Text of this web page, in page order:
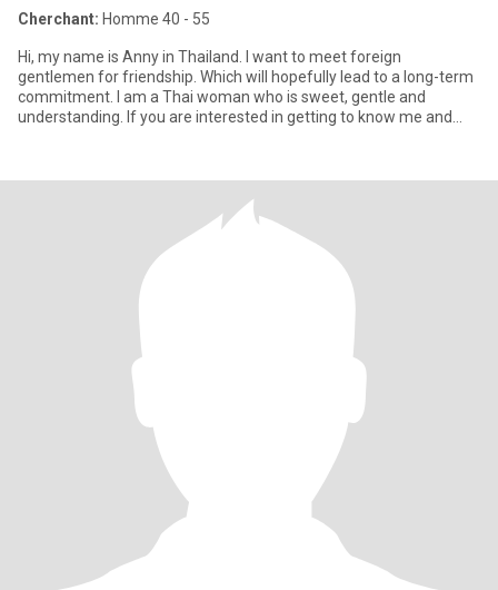
Cherchant: Homme 40 - 55
Hi, my name is Anny in Thailand. I want to meet foreign
gentlemen for friendship. Which will hopefully lead to a long-term
commitment. I am a Thai woman who is sweet, gentle and
understanding. If you are interested in getting to know me and